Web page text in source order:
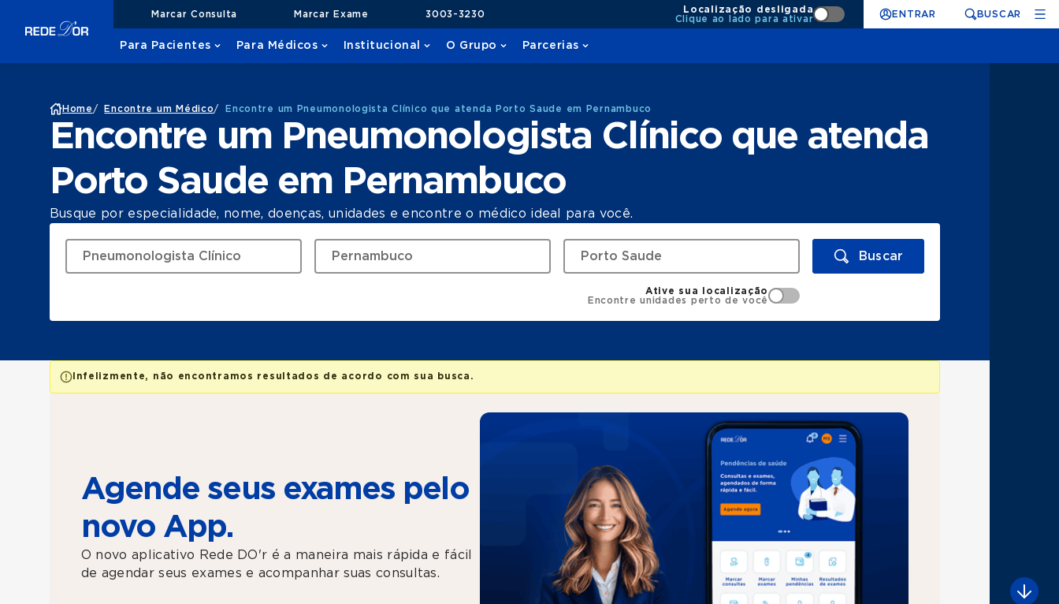
Marcar Consulta Marcar Exame 3003-3230
Localização desligada
Clique ao lado para ativar
ENTRAR BUSCAR
Para Pacientes Para Médicos Institucional O Grupo Parcerias
Home / Encontre um Médico/ Encontre um Pneumonologista Clínico que atenda Porto Saude em Pernambuco
Encontre um Pneumonologista Clínico que atenda
Porto Saude em Pernambuco
Busque por especialidade, nome, doenças, unidades e encontre o médico ideal para você.
Buscar
Ative sua localização
Encontre unidades perto de você
Infelizmente, não encontramos resultados de acordo com sua busca.
Agende seus exames pelo
novo App.
O novo aplicativo Rede DO'r é a maneira mais rápida e fácil
de agendar seus exames e acompanhar suas consultas.